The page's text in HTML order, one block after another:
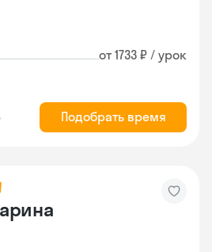
от 1733 ₽ / урок
Подобрать время